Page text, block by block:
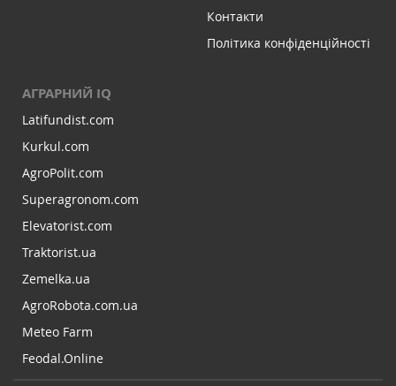
Контакти
Політика конфіденційності
АГРАРНИЙ IQ
Latifundist.com
Kurkul.com
AgroPolit.com
Superagronom.com
Elevatorist.com
Traktorist.ua
Zemelka.ua
AgroRobota.com.ua
Meteo Farm
Feodal.Online